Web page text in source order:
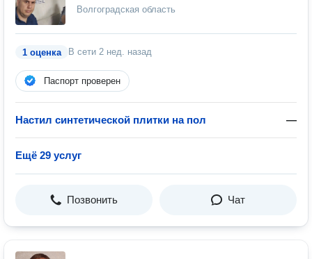
Волгоградская область
1 оценка В сети 2 нед. назад
Паспорт проверен
Настил синтетической плитки на пол —
Ещё 29 услуг
Позвонить Чат